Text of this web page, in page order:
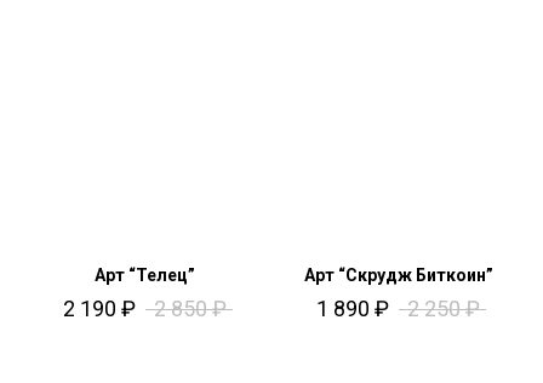
Арт “Телец”
2 190 ₽ 2 850₽
Арт “Скрудж Биткоин”
1 890 ₽ 2 250₽